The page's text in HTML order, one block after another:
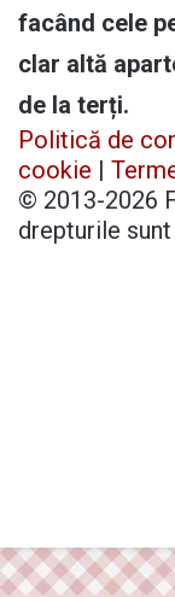
facând cele
clar altă
de la terți.
Politică de
cookie |
© 2013-2026
drepturile
a
to